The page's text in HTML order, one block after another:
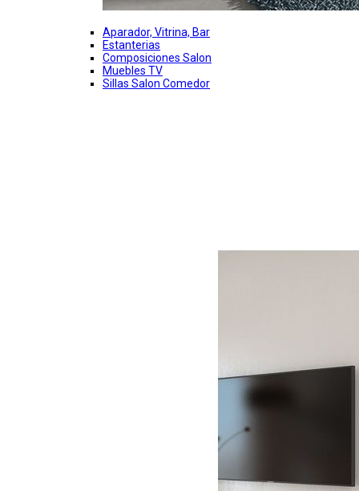
Aparador, Vitrina, Bar
Estanterias
Composiciones Salon
Muebles TV
Sillas Salon Comedor